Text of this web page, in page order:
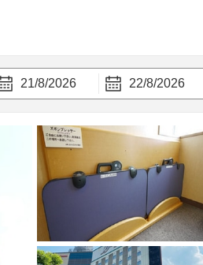
21/8/2026 22/8/2026